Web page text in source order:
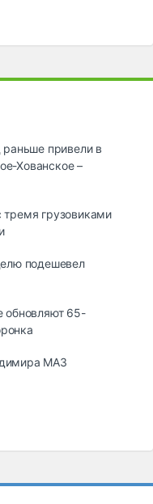
раньше привели в
Хованское –
грузовиками
подешевел
обновляют 65-
МАЗ